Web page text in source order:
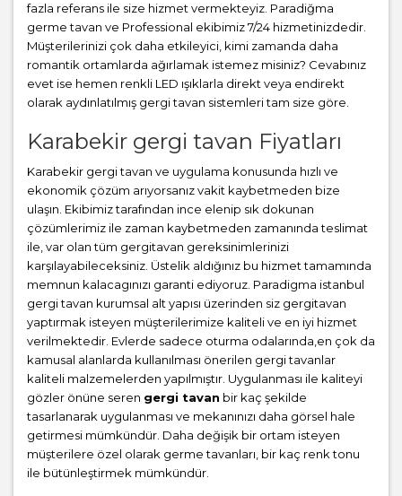
fazla referans ile size hizmet vermekteyiz. Paradiğma
germe tavan ve Professional ekibimiz 7/24 hizmetinizdedir.
Müşterilerinizi çok daha etkileyici, kimi zamanda daha
romantik ortamlarda ağırlamak istemez misiniz? Cevabınız
evet ise hemen renkli LED ışıklarla direkt veya endirekt
olarak aydınlatılmış gergi tavan sistemleri tam size göre.
Karabekir gergi tavan Fiyatları
Karabekir gergi tavan ve uygulama konusunda hızlı ve
ekonomik çözüm arıyorsanız vakit kaybetmeden bize
ulaşın. Ekibimiz tarafından ince elenip sık dokunan
çözümlerimiz ile zaman kaybetmeden zamanında teslimat
ile, var olan tüm gergitavan gereksinimlerinizi
karşılayabileceksiniz. Üstelik aldığınız bu hizmet tamamında
memnun kalacagınızı garanti ediyoruz. Paradigma istanbul
gergi tavan kurumsal alt yapısı üzerinden siz gergitavan
yaptırmak isteyen müşterilerimize kaliteli ve en iyi hizmet
verilmektedir. Evlerde sadece oturma odalarında,en çok da
kamusal alanlarda kullanılması önerilen gergi tavanlar
kaliteli malzemelerden yapılmıştır. Uygulanması ile kaliteyi
gözler önüne seren gergi tavan bir kaç şekilde
tasarlanarak uygulanması ve mekanınızı daha görsel hale
getirmesi mümkündür. Daha değişik bir ortam isteyen
müşterilere özel olarak germe tavanları, bir kaç renk tonu
ile bütünleştirmek mümkündür.